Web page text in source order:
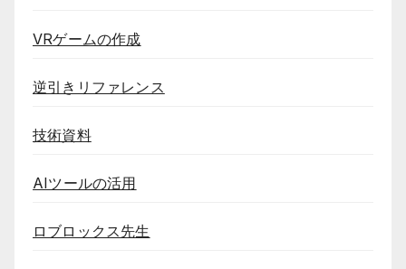
VRゲームの作成
逆引きリファレンス
技術資料
AIツールの活用
ロブロックス先生